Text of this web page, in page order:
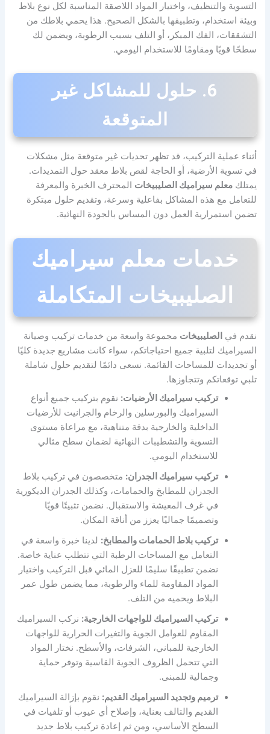
التسوية والتنظيف، واختيار المواد اللاصقة المناسبة لكل نوع بلاط
وبيئة استخدام، وتطبيقها بالشكل الصحيح. هذا يحمي بلاطك من
التشققات، الفك المبكر، أو التلف بسبب الرطوبة، ويضمن لك
سطحًا قويًا ومقاومًا للاستخدام اليومي.
6. حلول للمشاكل غير
المتوقعة
أثناء عملية التركيب، قد تظهر تحديات غير متوقعة مثل مشكلات
في تسوية الأرضية، أو الحاجة لقص بلاط معقد حول التمديدات.
يمتلكمعلم سيراميك الصليبيخات المحترف الخبرة والمعرفة
للتعامل مع هذه المشاكل بفاعلية وسرعة، وتقديم حلول مبتكرة
تضمن استمرارية العمل دون المساس بالجودة النهائية.
خدمات معلم سيراميك
الصليبيخات المتكاملة
نقدم في الصليبيخات مجموعة واسعة من خدمات تركيب وصيانة
السيراميك لتلبية جميع احتياجاتكم، سواء كانت مشاريع جديدة كليًا
أو تجديدات للمساحات القائمة. نسعى دائمًا لتقديم حلول شاملة
تلبي توقعاتكم وتتجاوزها.
تركيب سيراميك الأرضيات: نقوم بتركيب جميع أنواع
السيراميك والبورسلين والرخام والجرانيت للأرضيات
الداخلية والخارجية بدقة متناهية، مع مراعاة مستوى
التسوية والتشطيبات النهائية لضمان سطح مثالي
للاستخدام اليومي.
تركيب سيراميك الجدران: متخصصون في تركيب بلاط
الجدران للمطابخ والحمامات، وكذلك الجدران الديكورية
في غرف المعيشة والاستقبال. نضمن تثبيتًا قويًا
وتصميمًا جماليًا يعزز من أناقة المكان.
تركيب بلاط الحمامات والمطابخ: لدينا خبرة واسعة في
التعامل مع المساحات الرطبة التي تتطلب عناية خاصة.
نضمن تطبيقًا سليمًا للعزل المائي قبل التركيب واختيار
المواد المقاومة للماء والرطوبة، مما يضمن طول عمر
البلاط ويحميه من التلف.
تركيب السيراميك للواجهات الخارجية: نركب السيراميك
المقاوم للعوامل الجوية والتغيرات الحرارية للواجهات
الخارجية للمباني، الشرفات، والأسطح. نختار المواد
التي تتحمل الظروف الجوية القاسية وتوفر حماية
وجمالية للمبنى.
ترميم وتجديد السيراميك القديم: نقوم بإزالة السيراميك
القديم والتالف بعناية، وإصلاح أي عيوب أو تلفيات في
السطح الأساسي، ومن ثم إعادة تركيب بلاط جديد